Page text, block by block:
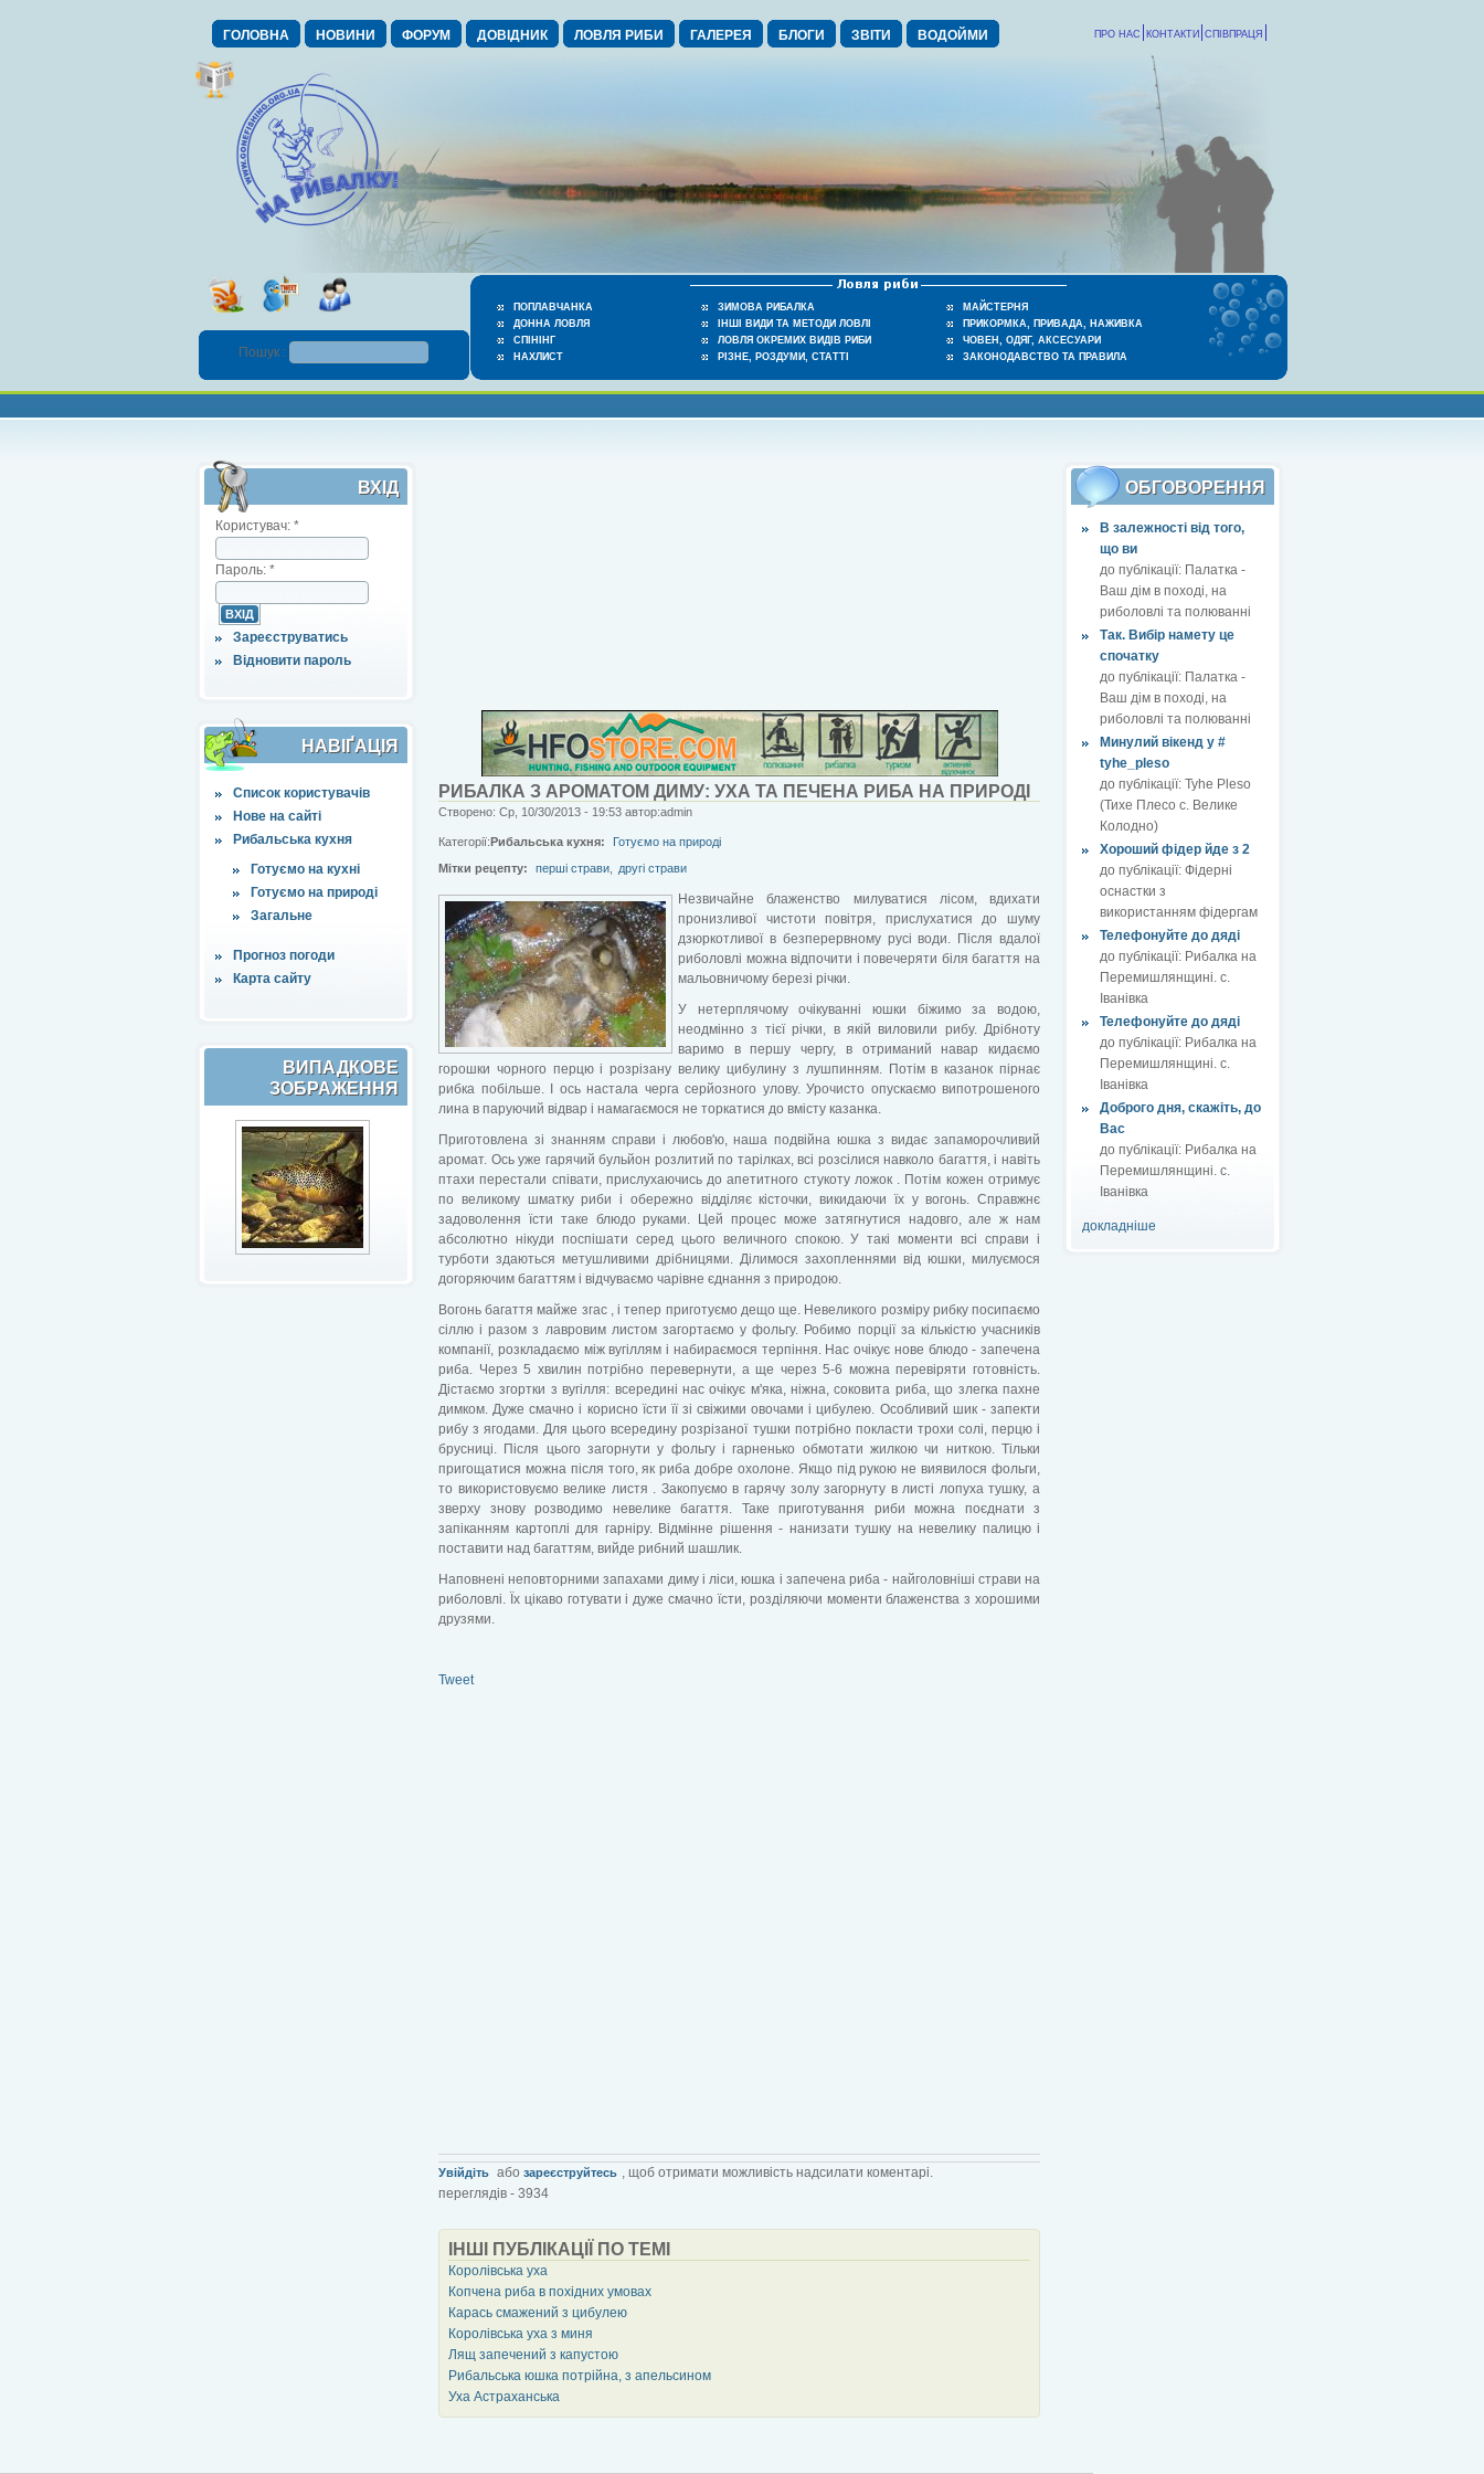
ГОЛОВНА НОВИНИ ФОРУМ ДОВІДНИК ЛОВЛЯ РИБИ ГАЛЕРЕЯ БЛОГИ ЗВІТИ ВОДОЙМИ СПІВПРАЦЯ
КОНТАКТИ
ПРО НАС
ПОПЛАВЧАНКА
ДОННА ЛОВЛЯ
СПІНІНГ
НАХЛИСТ
ЗИМОВА РИБАЛКА
ІНШІ ВИДИ ТА МЕТОДИ ЛОВЛІ
ЛОВЛЯ ОКРЕМИХ ВИДІВ РИБИ
РІЗНЕ, РОЗДУМИ, СТАТТІ
МАЙСТЕРНЯ
ПРИКОРМКА, ПРИВАДА, НАЖИВКА
ЧОВЕН, ОДЯГ, АКСЕСУАРИ
ЗАКОНОДАВСТВО ТА ПРАВИЛА
Пошук :
ВХІД
Користувач: *
Пароль: *
Зареєструватись
Відновити пароль
НАВІҐАЦІЯ
Список користувачів
Нове на сайті
Рибальська кухня
Готуємо на кухні
Готуємо на природі
Загальне
Прогноз погоди
Карта сайту
ВИПАДКОВЕ
ЗОБРАЖЕННЯ
ОБГОВОРЕННЯ
В залежності від того,
що ви
до публікації: Палатка -
Ваш дім в поході, на
риболовлі та полюванні
Так. Вибір намету це
спочатку
до публікації: Палатка -
Ваш дім в поході, на
риболовлі та полюванні
Минулий вікенд у #
tyhe_pleso
до публікації: Tyhe Pleso
(Тихе Плесо с. Велике
Колодно)
Хороший фідер йде з 2
до публікації: Фідерні
оснастки з
використанням фідергам
Телефонуйте до дяді
до публікації: Рибалка на
Перемишлянщині. с.
Іванівка
Телефонуйте до дяді
до публікації: Рибалка на
Перемишлянщині. с.
Іванівка
Доброго дня, скажіть, до
Вас
до публікації: Рибалка на
Перемишлянщині. с.
Іванівка
докладніше
РИБАЛКА З АРОМАТОМ ДИМУ: УХА ТА ПЕЧЕНА РИБА НА ПРИРОДІ
Створено: Ср, 10/30/2013 - 19:53 автор:admin
Категорії:Рибальська кухня:
Готуємо на природі
Мітки рецепту:
перші страви другі страви
Незвичайне блаженство милуватися лісом, вдихати
пронизливої ​​чистоти повітря, прислухатися до шуму
дзюркотливої ​​в безперервному русі води. Після вдалої
риболовлі можна відпочити і повечеряти біля багаття на
мальовничому березі річки.
У нетерплячому очікуванні юшки біжимо за водою,
неодмінно з тієї річки, в якій виловили рибу. Дрібноту
варимо в першу чергу, в отриманий навар кидаємо
горошки чорного перцю і розрізану велику цибулину з лушпинням. Потім в казанок пірнає
рибка побільше. І ось настала черга серйозного улову. Урочисто опускаємо випотрошеного
лина в паруючий відвар і намагаємося не торкатися до вмісту казанка.
Приготовлена ​​зі знанням справи і любов'ю, наша подвійна юшка з видає запаморочливий
аромат. Ось уже гарячий бульйон розлитий по тарілках, всі розсілися навколо багаття, і навіть
птахи перестали співати, прислухаючись до апетитного стукоту ложок . Потім кожен отримує
по великому шматку риби і обережно відділяє кісточки, викидаючи їх у вогонь. Справжнє
задоволення їсти таке блюдо руками. Цей процес може затягнутися надовго, але ж нам
абсолютно нікуди поспішати серед цього величного спокою. У такі моменти всі справи і
турботи здаються метушливими дрібницями. Ділимося захопленнями від юшки, милуємося
догоряючим багаттям і відчуваємо чарівне єднання з природою.
Вогонь багаття майже згас , і тепер приготуємо дещо ще. Невеликого розміру рибку посипаємо
сіллю і разом з лавровим листом загортаємо у фольгу. Робимо порції за кількістю учасників
компанії, розкладаємо між вугіллям і набираємося терпіння. Нас очікує нове блюдо - запечена
риба. Через 5 хвилин потрібно перевернути, а ще через 5-6 можна перевіряти готовність.
Дістаємо згортки з вугілля: всередині нас очікує м'яка, ніжна, соковита риба, що злегка пахне
димком. Дуже смачно і корисно їсти її зі свіжими овочами і цибулею. Особливий шик - запекти
рибу з ягодами. Для цього всередину розрізаної тушки потрібно покласти трохи солі, перцю і
брусниці. Після цього загорнути у фольгу і гарненько обмотати жилкою чи ниткою. Тільки
пригощатися можна після того, як риба добре охолоне. Якщо під рукою не виявилося фольги,
то використовуємо велике листя . Закопуємо в гарячу золу загорнуту в листі лопуха тушку, а
зверху знову розводимо невелике багаття. Таке приготування риби можна поєднати з
запіканням картоплі для гарніру. Відмінне рішення - нанизати тушку на невелику палицю і
поставити над багаттям, вийде рибний шашлик.
Наповнені неповторними запахами диму і ліси, юшка і запечена риба - найголовніші страви на
риболовлі. Їх цікаво готувати і дуже смачно їсти, розділяючи моменти блаженства з хорошими
друзями.
Tweet
Увійдіть або зареєструйтесь , щоб отримати можливість надсилати коментарі.
переглядів - 3934
ІНШІ ПУБЛІКАЦІЇ ПО ТЕМІ
Королівська уха
Копчена риба в похідних умовах
Карась смажений з цибулею
Королівська уха з миня
Лящ запечений з капустою
Рибальська юшка потрійна, з апельсином
Уха Астраханська